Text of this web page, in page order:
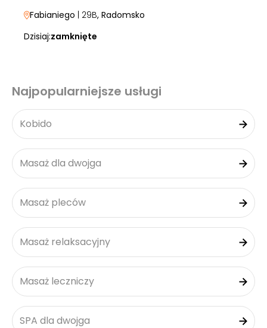
Fabianiego | 29B, Radomsko
Dzisiaj:zamknięte
Najpopularniejsze usługi
Kobido
Masaż dla dwojga
Masaż pleców
Masaż relaksacyjny
Masaż leczniczy
SPA dla dwojga